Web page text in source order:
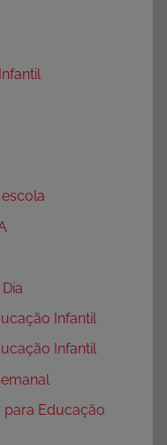
Infantil
Infantil
Educação